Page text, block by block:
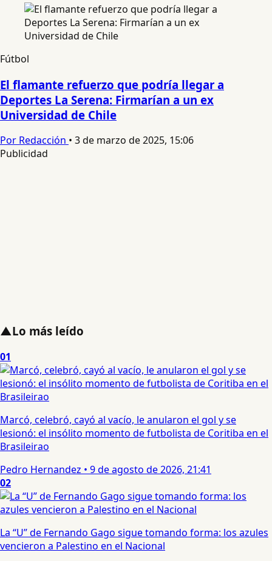
Fútbol
El flamante refuerzo que podría llegar a
Deportes La Serena: Firmarían a un ex
Universidad de Chile
Por Redacción • 3 de marzo de 2025, 15:06
Publicidad
▲Lo más leído
01
Marcó, celebró, cayó al vacío, le anularon el gol y se
lesionó: el insólito momento de futbolista de Coritiba en el
Brasileirao
Pedro Hernandez • 9 de agosto de 2026, 21:41
02
La “U” de Fernando Gago sigue tomando forma: los azules
vencieron a Palestino en el Nacional